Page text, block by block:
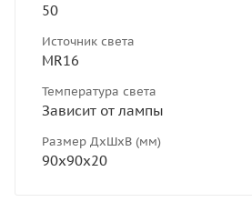
50
Источник света
MR16
Температура света
Зависит от лампы
Размер ДхШхВ (мм)
90х90х20